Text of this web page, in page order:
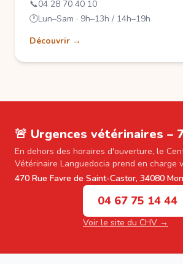
📞04 28 70 40 10
🕐Lun–Sam · 9h–13h / 14h–19h
Découvrir →
🚨 Urgences vétérinaires –
En dehors des horaires d'ouverture, le
Vétérinaire Languedocia prend en charge
470 Rue Favre de Saint-Castor, 34080
04 67 75 14 44
Voir le site du CHV →